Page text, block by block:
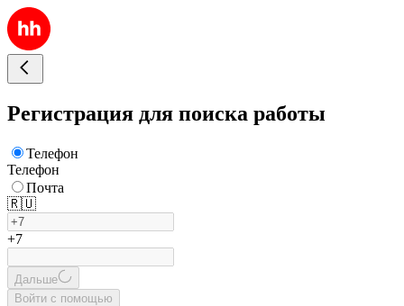
Регистрация для поиска работы
Телефон
Телефон
Почта
🇷🇺
+7
Дальше
Войти с помощью